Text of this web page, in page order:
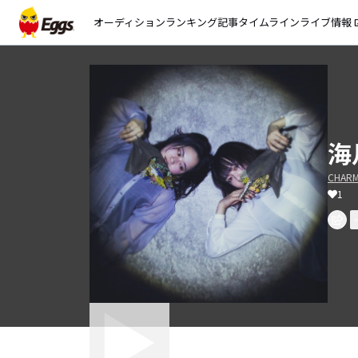
オーディションランキング記事タイムラインライブ情報
海
CHARM
1